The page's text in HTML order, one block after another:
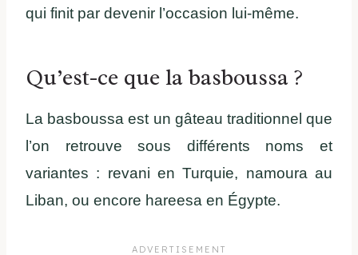
qui finit par devenir l’occasion lui-même.
Qu’est-ce que la basboussa ?
La basboussa est un gâteau traditionnel que
l’on retrouve sous différents noms et
variantes : revani en Turquie, namoura au
Liban, ou encore hareesa en Égypte.